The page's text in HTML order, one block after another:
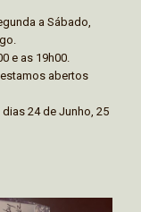
a Sábado,
e as 19h00.
abertos
24 de Junho, 25